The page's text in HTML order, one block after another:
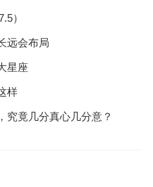
）
远会布局
星座
样
究竟几分真心几分意？